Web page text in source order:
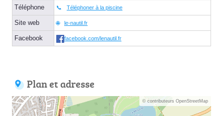
Téléphone Téléphoner à la piscine
Site web le-nautil.fr
Facebook facebook.com/lenautil.fr
Plan et adresse
© contributeurs OpenStreetMap